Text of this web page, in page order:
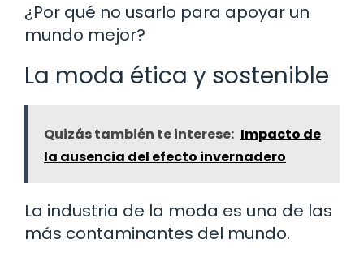
¿Por qué no usarlo para apoyar un
mundo mejor?
La moda ética y sostenible
Quizás también te interese: Impacto de
la ausencia del efecto invernadero
La industria de la moda es una de las
más contaminantes del mundo.